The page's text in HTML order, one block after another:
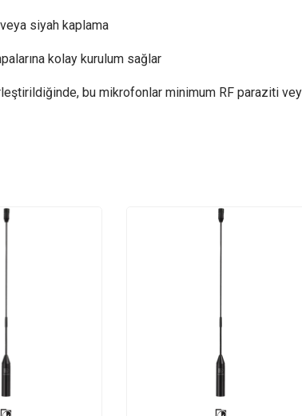
siyah kaplama
kolay kurulum sağlar
bu mikrofonlar minimum RF paraziti